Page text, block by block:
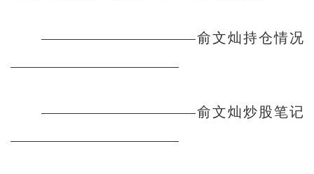
———————————俞文灿持仓情况
————————————
———————————俞文灿炒股笔记
————————————